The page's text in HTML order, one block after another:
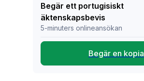
Begär ett portugisiskt
äktenskapsbevis
5-minuters onlineansökan
Begär en kopia